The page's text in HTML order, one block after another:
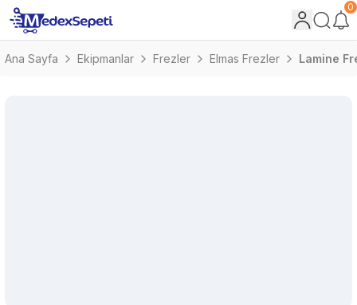
0
Ana Sayfa Ekipmanlar Frezler Elmas Frezler Lamine